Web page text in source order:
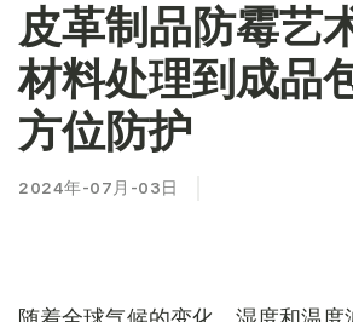
皮革制品防霉艺
材料处理到成品
方位防护
2024年-07月-03日